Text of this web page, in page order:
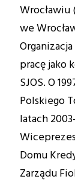
we
pracę jako
SJOS. O
Polskiego
latach
Domu
Zarządu